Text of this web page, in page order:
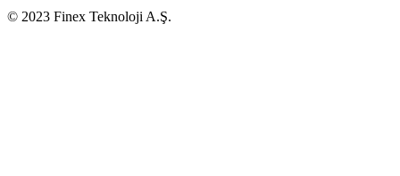
© 2023 Finex Teknoloji A.Ş.